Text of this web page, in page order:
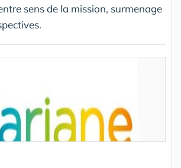
sens de la mission, surmenage